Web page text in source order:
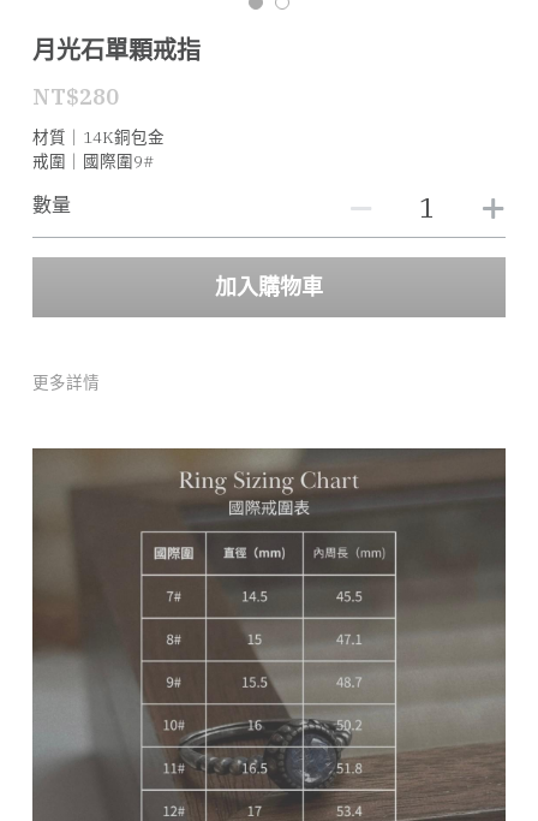
月光石單顆戒指
NT$280
材質｜14K銅包金
戒圍｜國際圍9#
數量
加入購物車
更多詳情